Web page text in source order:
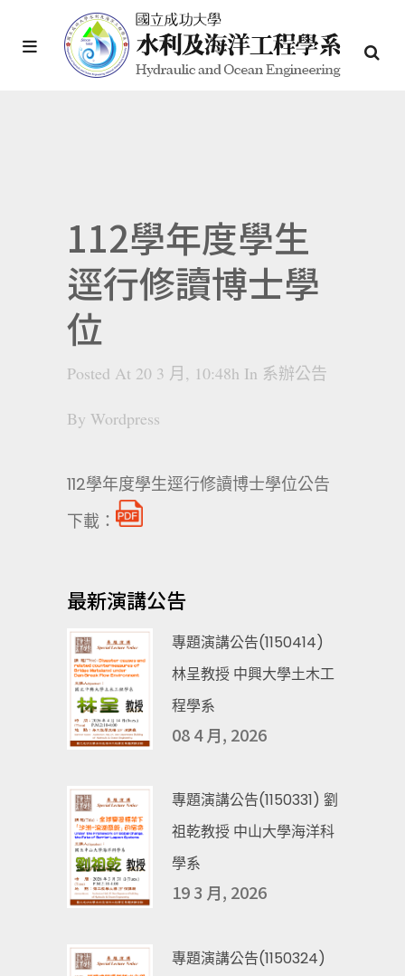
112學年度學生
逕行修讀博士學
位
Posted At 20 3 月, 10:48h In 系辦公告
By Wordpress
112學年度學生逕行修讀博士學位公告
下載：
最新演講公告
專題演講公告(1150414)
林呈教授 中興大學土木工
程學系
08 4 月, 2026
專題演講公告(1150331) 劉
祖乾教授 中山大學海洋科
學系
19 3 月, 2026
專題演講公告(1150324)